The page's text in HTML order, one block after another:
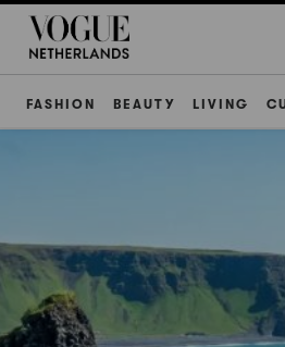
FASHION BEAUTY LIVING